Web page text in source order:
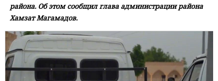
района. Об этом сообщил глава администрации района
Хамзат Магамадов.